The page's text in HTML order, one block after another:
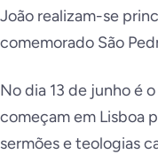
João realizam-se
comemorado São
No dia 13 de junho é
começam em Lisboa
sermões e teologias